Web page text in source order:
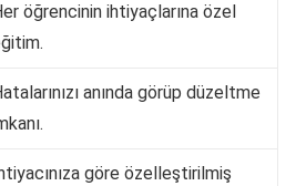
öğrencinin ihtiyaçlarına özel
anında görüp düzeltme
göre özelleştirilmiş